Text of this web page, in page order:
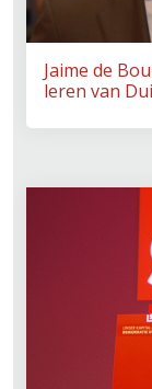
Jaime de
leren van